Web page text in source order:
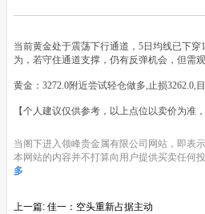
当前黄金处于震荡下行通道，5日均线已下
为，若守住通道支撑，仍有反弹机会，但需
黄金：3272.0附近尝试轻仓做多,止损3262.0,
【个人建议仅供参考，以上点位以卖价为准
当阁下进入领峰贵金属有限公司网站，即表
本网站的内容并不打算向用户提供买卖任何
多
上一篇: 佳一：空头重新占据主动